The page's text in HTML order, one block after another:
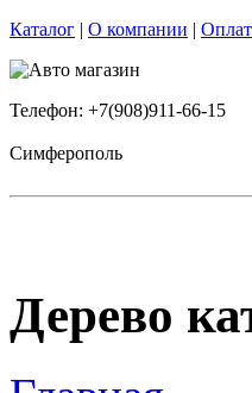
Каталог | О компании |
Телефон: +7(908)911-66-15
Симферополь
Дерево